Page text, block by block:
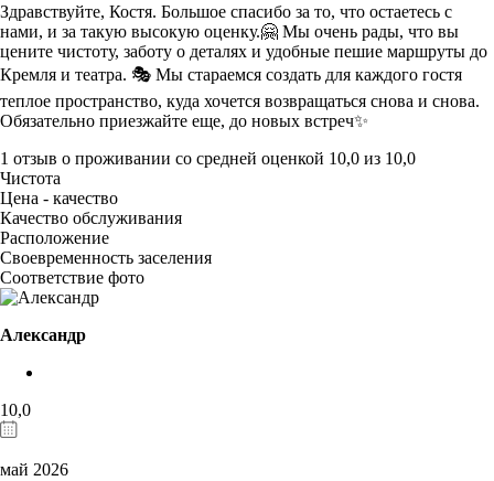
Здравствуйте, Костя. Большое спасибо за то, что остаетесь с
нами, и за такую высокую оценку.🤗 Мы очень рады, что вы
цените чистоту, заботу о деталях и удобные пешие маршруты до
Кремля и театра. 🎭 Мы стараемся создать для каждого гостя
теплое пространство, куда хочется возвращаться снова и снова.
Обязательно приезжайте еще, до новых встреч✨
1 отзыв о проживании со средней оценкой 10,0 из 10,0
Чистота
Цена - качество
Качество обслуживания
Расположение
Своевременность заселения
Соответствие фото
Александр
10,0
май 2026